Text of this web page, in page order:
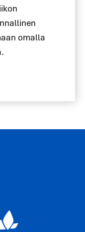
omalla